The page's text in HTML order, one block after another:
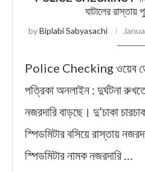
ঘাটালের রাস্তায়
byBiplabi Sabyasachi
Police Checking ওয়েব
পত্রিকা অনলাইন : দুর্ঘটনা
নজরদারি বাড়ছে। দু’চাকা
স্পিডমিটার বসিয়ে রাস্তায়
স্পিডমিটার নামক নজরদারি …